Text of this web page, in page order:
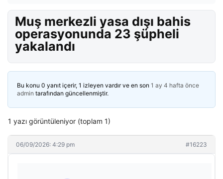
Muş merkezli yasa dışı bahis
operasyonunda 23 şüpheli
yakalandı
Bu konu 0 yanıt içerir, 1 izleyen vardır ve en son 1 ay 4 hafta önce
admin tarafından güncellenmiştir.
1 yazı görüntüleniyor (toplam 1)
06/09/2026: 4:29 pm #16223